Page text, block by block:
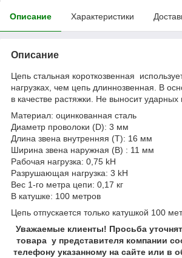
Описание Характеристики
Описание
Цепь стальная короткозвенная
нагрузках, чем цепь длиннозвенная. В
в качестве растяжки. Не выносит ударных
Материал: оцинкованная сталь
Диаметр проволоки (D): 3 мм
Длина звена внутренняя (T): 16 мм
Ширина звена наружная (B) : 11 мм
Рабочая нагрузка: 0,75 kН
Разрушающая нагрузка: 3 kН
Вес 1-го метра цепи: 0,17 кг
В катушке: 100 метров
Цепь отпускается только катушкой 100
Уважаемые клиенты! Просьба
товара у представителя компании
телефону указанному на сайте или в